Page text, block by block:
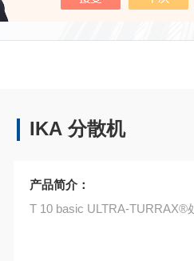
当前位置：首页
IKA 分散机
产品简介：
T 10 basic ULTRA-TURRAX®